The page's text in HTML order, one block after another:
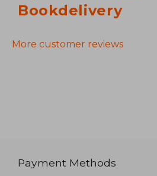
Bookdelivery
More customer reviews
Payment Methods